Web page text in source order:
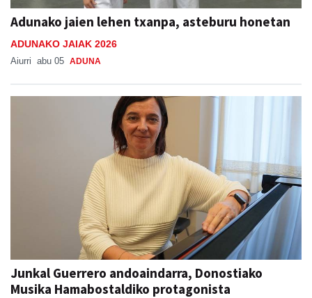
Adunako jaien lehen txanpa, asteburu honetan
ADUNAKO JAIAK 2026
Aiurri abu 05 ADUNA
Junkal Guerrero andoaindarra, Donostiako
Musika Hamabostaldiko protagonista